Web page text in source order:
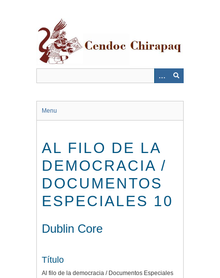
Menu
AL FILO DE LA
DEMOCRACIA /
DOCUMENTOS
ESPECIALES 10
Dublin Core
Título
Al filo de la democracia / Documentos Especiales